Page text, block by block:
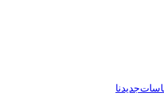
جديدنا